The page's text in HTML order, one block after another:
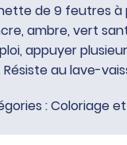
de 9 feutres à
ambre, vert
appuyer
Résiste au lave-
:Coloriage